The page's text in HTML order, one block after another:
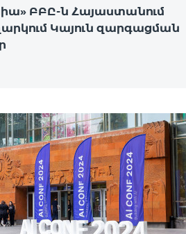
ԲԲԸ-ն Հայաստանում
Կայուն զարգացման